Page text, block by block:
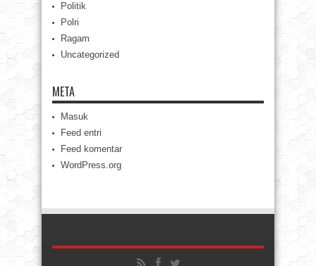
Politik
Polri
Ragam
Uncategorized
META
Masuk
Feed entri
Feed komentar
WordPress.org